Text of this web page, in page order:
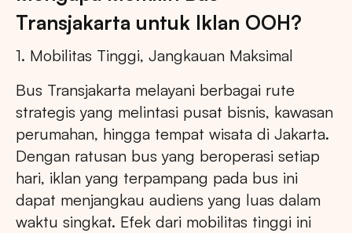
Transjakarta untuk Iklan OOH?
1. Mobilitas Tinggi, Jangkauan Maksimal
Bus Transjakarta melayani berbagai rute
strategis yang melintasi pusat bisnis, kawasan
perumahan, hingga tempat wisata di Jakarta.
Dengan ratusan bus yang beroperasi setiap
hari, iklan yang terpampang pada bus ini
dapat menjangkau audiens yang luas dalam
waktu singkat. Efek dari mobilitas tinggi ini